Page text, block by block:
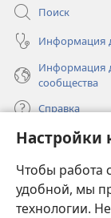
Настройки
Чтобы работа
удобной, мы
технологии.
Поиск
Информация
Информация
сообщества
Справка
в
новом
окне)
ОНЛАЙН-
(открывается